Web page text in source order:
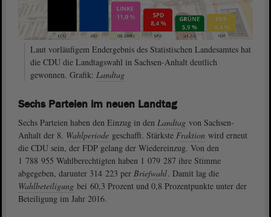
Laut vorläufigem Endergebnis des Statistischen Landesamtes hat
die CDU die Landtagswahl in Sachsen-Anhalt deutlich
gewonnen. Grafik: Landtag
Sechs Parteien im neuen Landtag
Sechs Parteien haben den Einzug in den Landtag von Sachsen-
Anhalt der 8. Wahlperiode geschafft. Stärkste Fraktion wird erneut
die CDU sein, der FDP gelang der Wiedereinzug. Von den
1 788 955 Wahlberechtigten haben 1 079 287 ihre Stimme
abgegeben, darunter 314 223 per Briefwahl. Damit lag die
Wahlbeteiligung bei 60,3 Prozent und 0,8 Prozentpunkte unter der
Beteiligung im Jahr 2016.